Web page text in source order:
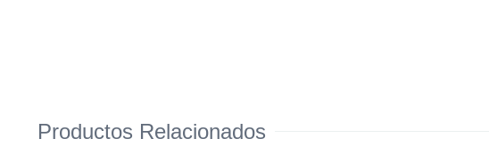
Productos Relacionados